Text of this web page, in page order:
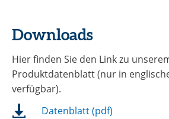
Downloads
Hier finden Sie den Link zu
Produktdatenblatt (nur in
verfügbar).
Datenblatt (pdf)